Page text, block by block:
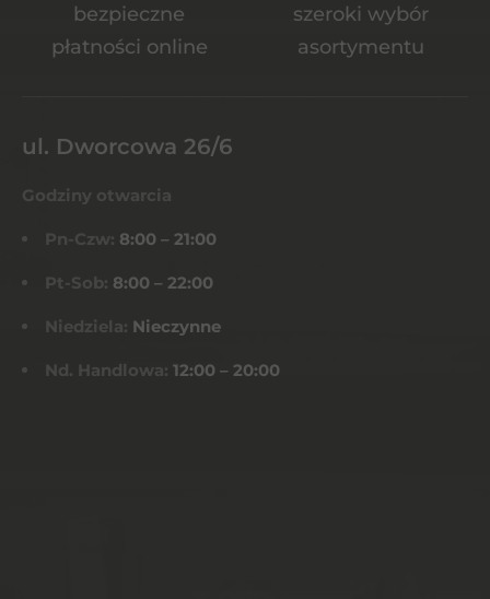
bezpieczne
płatności online
szeroki wybór
asortymentu
ul. Dworcowa 26/6
Godziny otwarcia
Pn-Czw: 8:00 – 21:00
Pt-Sob: 8:00 – 22:00
Niedziela: Nieczynne
Nd. Handlowa: 12:00 – 20:00